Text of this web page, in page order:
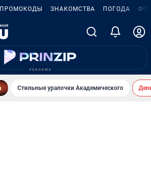
ПРОМОКОДЫ ЗНАКОМСТВА ПОГОДА
Стильные уралочки Академического